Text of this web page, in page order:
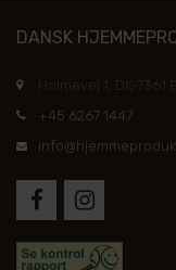
DANSK
Holmevej 1, DK-7361
+45 6267 1447